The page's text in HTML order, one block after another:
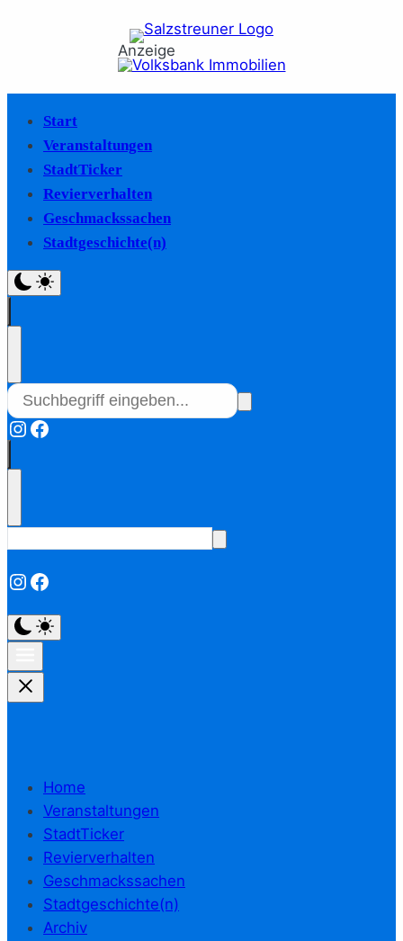
Anzeige
Start
Veranstaltungen
StadtTicker
Revierverhalten
Geschmackssachen
Stadtgeschichte(n)
Instagram
Facebook
Instagram
Facebook
Home
Veranstaltungen
StadtTicker
Revierverhalten
Geschmackssachen
Stadtgeschichte(n)
Archiv